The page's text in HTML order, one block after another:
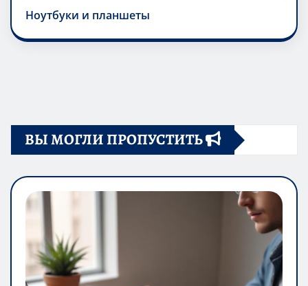
Ноутбуки и планшеты
ВЫ МОГЛИ ПРОПУСТИТЬ